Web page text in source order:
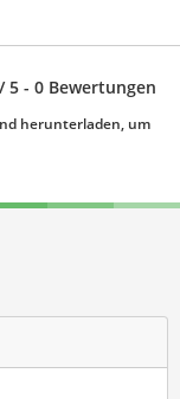
/ 5 - 0 Bewertungen
herunterladen, um